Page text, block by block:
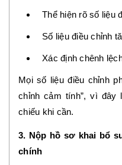
Thể hiện rõ số liệu
Số liệu điều chỉnh
Xác định chênh
Mọi số liệu điều chỉnh
chỉnh cảm tính”, vì
chiếu khi cần.
3. Nộp hồ sơ khai bổ
chính